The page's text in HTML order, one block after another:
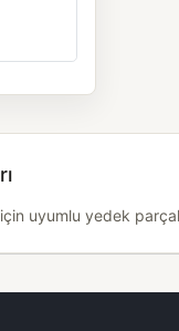
uyumlu yedek